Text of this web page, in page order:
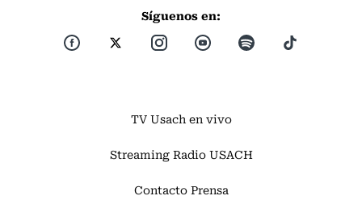
Síguenos en:
TV Usach en vivo
Streaming Radio USACH
Contacto Prensa